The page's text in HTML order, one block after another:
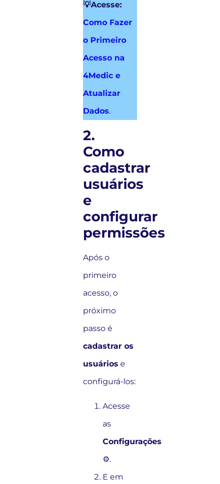
💡Acesse:
Como Fazer
o Primeiro
Acesso na
4Medic e
Atualizar
Dados.
2.
Como
cadastrar
usuários
e
configurar
permissões
Após o
primeiro
acesso, o
próximo
passo é
cadastrar os
usuários e
configurá-los:
Acesse
as
Configurações
⚙️.
E em